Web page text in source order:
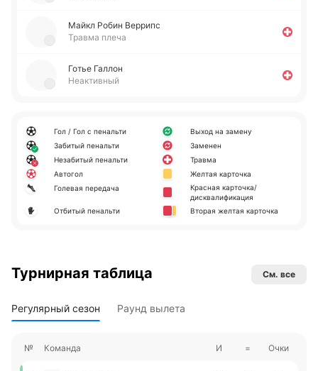
Майкл Робин Ве­ррипс
Травма плеча
Готье Галлон
Неактивный
Гол / Гол с пенальти
Забитый пенальти
Незабитый пенальти
Автогол
Голевая передача
Отбитый пенальти
Выход на замену
Заменен
Травма
Желтая карточка
Красная карточка/
дисквалификация
Вторая желтая карточка
Турнирная таблица См. все
Регулярный сезон Раунд вылета
№ Команда И = Очки